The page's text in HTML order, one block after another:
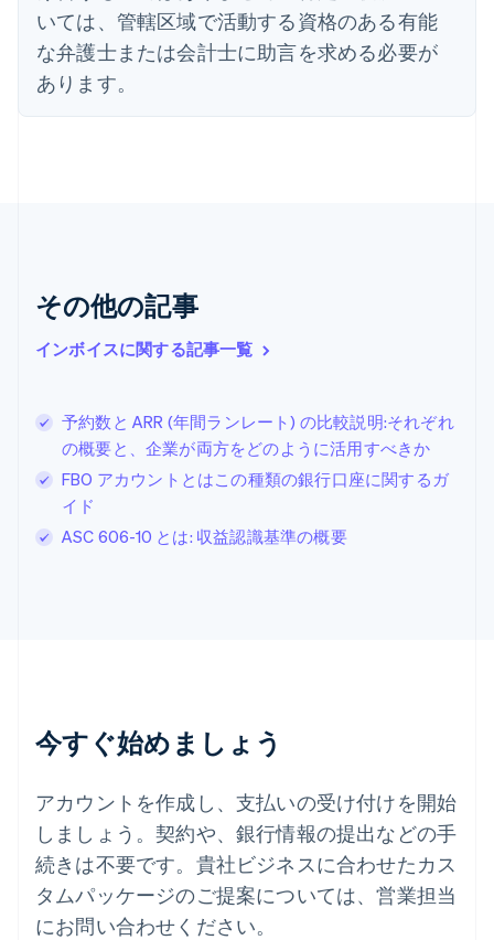
いては、管轄区域で活動する資格のある有能
な弁護士または会計士に助言を求める必要が
あります。
その他の記事
インボイスに関する記事一覧
予約数と ARR (年間ランレート) の比較説明:それぞれ
の概要と、企業が両方をどのように活用すべきか
FBO アカウントとはこの種類の銀行口座に関するガ
イド
ASC 606-10 とは: 収益認識基準の概要
今すぐ始めましょう
アカウントを作成し、支払いの受け付けを開始
しましょう。契約や、銀行情報の提出などの手
続きは不要です。貴社ビジネスに合わせたカス
タムパッケージのご提案については、営業担当
にお問い合わせください。
English
オーストリア
オランダ
NederlandsEnglish
EnglishItaliano
ジブラルタル
English
シンガポール
スイス
DeutschFrançaisItaliano English
スウェーデン
SvenskaEnglish
スペイン
Español
スロバキア
English
Deutsch English
ニュージーランド
English
ノルウェー
ハンガリー
English